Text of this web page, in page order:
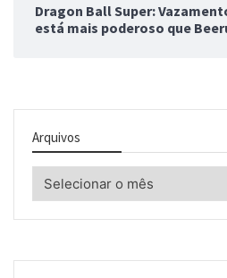
Dragon Ball Super:
está mais poderoso que
Arquivos